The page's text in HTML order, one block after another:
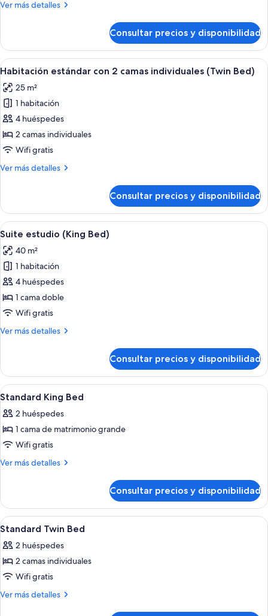
Bed)
Ver más detalles
Más
estándar
(King
Bed)
Consultar precios y disponibilidad
Abrir
todas
las
fotos
de
Habitación
estándar
2
(Twin
Bed)
Habitación de hotel con dos camas,
5
Habitación estándar con 2 camas individuales (Twin Bed)
25 m²
1 habitación
4 huéspedes
2 camas individuales
Wifi gratis
Ver más detalles
Más
estándar
con
2
individuales
(Twin
Bed)
Consultar precios y disponibilidad
Abrir
todas
las
fotos
de
Suite
estudio
Bed)
Habitación de hotel con cama, sofá,
7
Suite estudio (King Bed)
40 m²
1 habitación
4 huéspedes
1 cama doble
Wifi gratis
Ver más detalles
Más
estudio
(King
Bed)
Consultar precios y disponibilidad
Abrir
todas
las
fotos
de
Standard
Minibar, caja fuerte, cortinas opacas
5
Standard King Bed
2 huéspedes
1 cama de matrimonio grande
Wifi gratis
Ver más detalles
Más
King
Bed
Consultar precios y disponibilidad
Abrir
todas
las
fotos
de
Standard
Minibar, caja fuerte, cortinas opacas
6
Standard Twin Bed
2 huéspedes
2 camas individuales
Wifi gratis
Ver más detalles
Más